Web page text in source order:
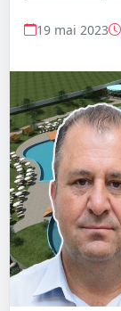
19 mai 2023